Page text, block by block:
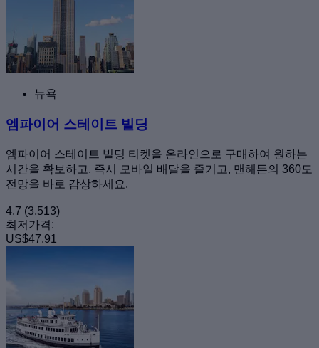
뉴욕
엠파이어 스테이트 빌딩
엠파이어 스테이트 빌딩 티켓을 온라인으로 구매하여 원하는
시간을 확보하고, 즉시 모바일 배달을 즐기고, 맨해튼의 360도
전망을 바로 감상하세요.
4.7 (3,513)
최저가격:
US$47.91